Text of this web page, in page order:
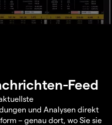
Feed
und Analysen direkt
– genau dort, wo Sie sie